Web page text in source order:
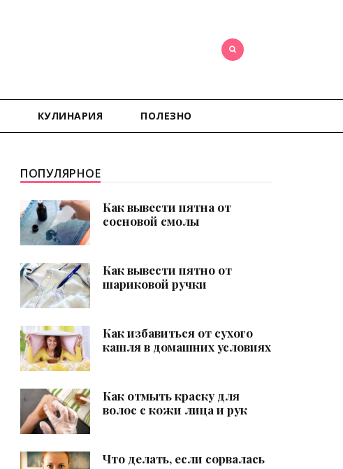
КУЛИНАРИЯ ПОЛЕЗНО
ПОПУЛЯРНОЕ
Как вывести пятна от
сосновой смолы
Как вывести пятно от
шариковой ручки
Как избавиться от сухого
кашля в домашних условиях
Как отмыть краску для
волос с кожи лица и рук
Что делать, если сорвалась